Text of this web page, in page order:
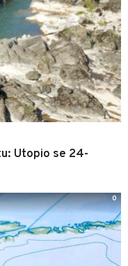
Utopio se 24-
0